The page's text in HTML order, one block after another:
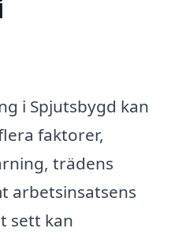
i Spjutsbygd kan
faktorer,
trädens
arbetsinsatsens
sett kan